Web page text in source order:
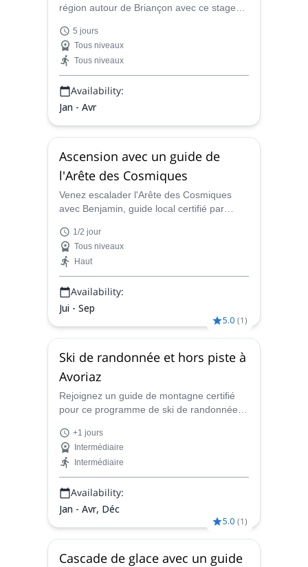
région autour de Briançon avec ce stage
montagne certifié par l'IFMGA. Profitez de
la poudreuse fraîche à La Grave, Serre
Chevalier et d'autres stations de ski de
classe mondiale de la région.
5 jours
Tous niveaux
Tous niveaux
Availability:
Jan - Avr
Ascension avec un guide de
l'Arête des Cosmiques
Venez escalader l'Arête des Cosmiques
avec Benjamin, guide local certifié par
alpiniste devrait essayer au moins une fois
!
1/2 jour
Tous niveaux
Haut
Availability:
Jui - Sep
5.0 (1)
Ski de randonnée et hors piste à
Avoriaz
Rejoignez un guide de montagne certifié
pour ce programme de ski de randonnée
montagne française des Portes du Soleil.
+1 jours
Intermédiaire
Intermédiaire
Availability:
Jan - Avr, Déc
5.0 (1)
Cascade de glace avec un guide